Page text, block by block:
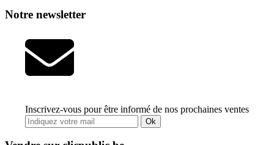
Notre newsletter
Inscrivez-vous pour être informé de nos prochaines ventes
Ok